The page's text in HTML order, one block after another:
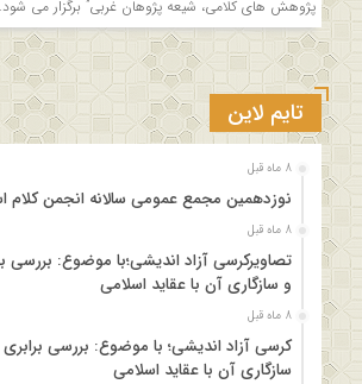
پژوهش های کلامی، شیعه پژوهان غربی” برگزار می شود.
تایم لاین
8 ماه قبل
نوزدهمین مجمع عمومی سالانه انجمن کلام
8 ماه قبل
تصاویرکرسی آزاد اندیشی؛با موضوع: بررسی
و سازگاری آن با عقاید اسلامی
8 ماه قبل
کرسی آزاد اندیشی؛ با موضوع: بررسی برابری
سازگاری آن با عقاید اسلامی